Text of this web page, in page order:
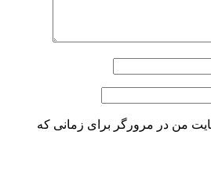
من در مرورگر برای زمانی که